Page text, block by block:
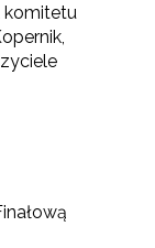
komitetu